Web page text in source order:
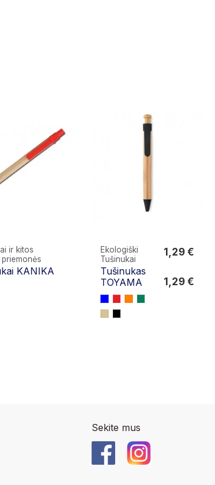
ir kitos
KANIKA
Ekologiški
Tušinukai
Tušinukas
TOYAMA
1,29 €
1,29 €
Sekite mus